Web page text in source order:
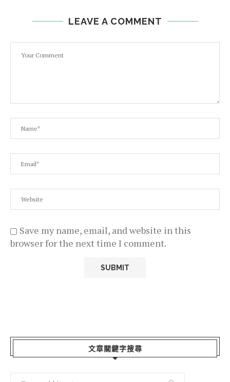
LEAVE A COMMENT
Save my name, email, and website in this
browser for the next time I comment.
文章關鍵字搜尋